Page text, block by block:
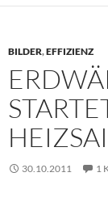
BILDER,EFFIZIENZ
30.10.2011 1